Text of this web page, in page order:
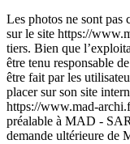
Les photos ne sont pas
sur le site https://
tiers. Bien que
être tenu responsable
être fait par les
placer sur son site
https://www.mad-
préalable à MAD -
demande ultérieure de